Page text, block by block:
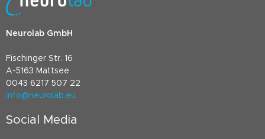
Neurolab GmbH
Fischinger Str. 16
A-5163 Mattsee
0043 6217 507 22
info@neurolab.eu
Social Media